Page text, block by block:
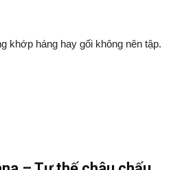
khớp háng hay gối không nên tập.